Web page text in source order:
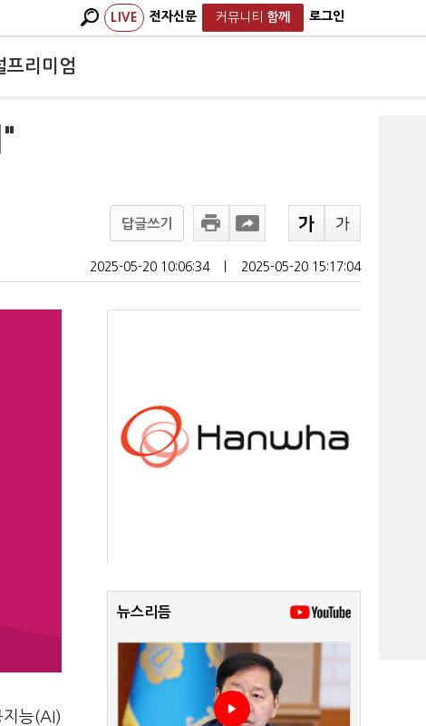
LIVE 전자신문 커뮤니티 함께 로그인
프리미엄
답글쓰기
2025-05-20 10:06:34 2025-05-20 15:17:04
능(AI)
뉴스리듬